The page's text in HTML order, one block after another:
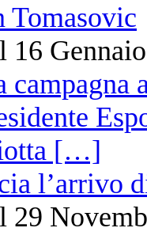
Tomasovic
16
l’arrivo
29